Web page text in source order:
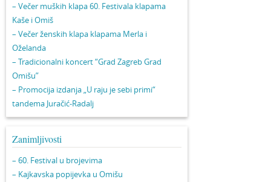
– Večer muških klapa 60. Festivala klapama
Kaše i Omiš
– Večer ženskih klapa klapama Merla i
Oželanda
– Tradicionalni koncert “Grad Zagreb Grad
Omišu”
– Promocija izdanja „U raju je sebi primi“
tandema Juračić-Radalj
Zanimljivosti
– 60. Festival u brojevima
– Kajkavska popijevka u Omišu